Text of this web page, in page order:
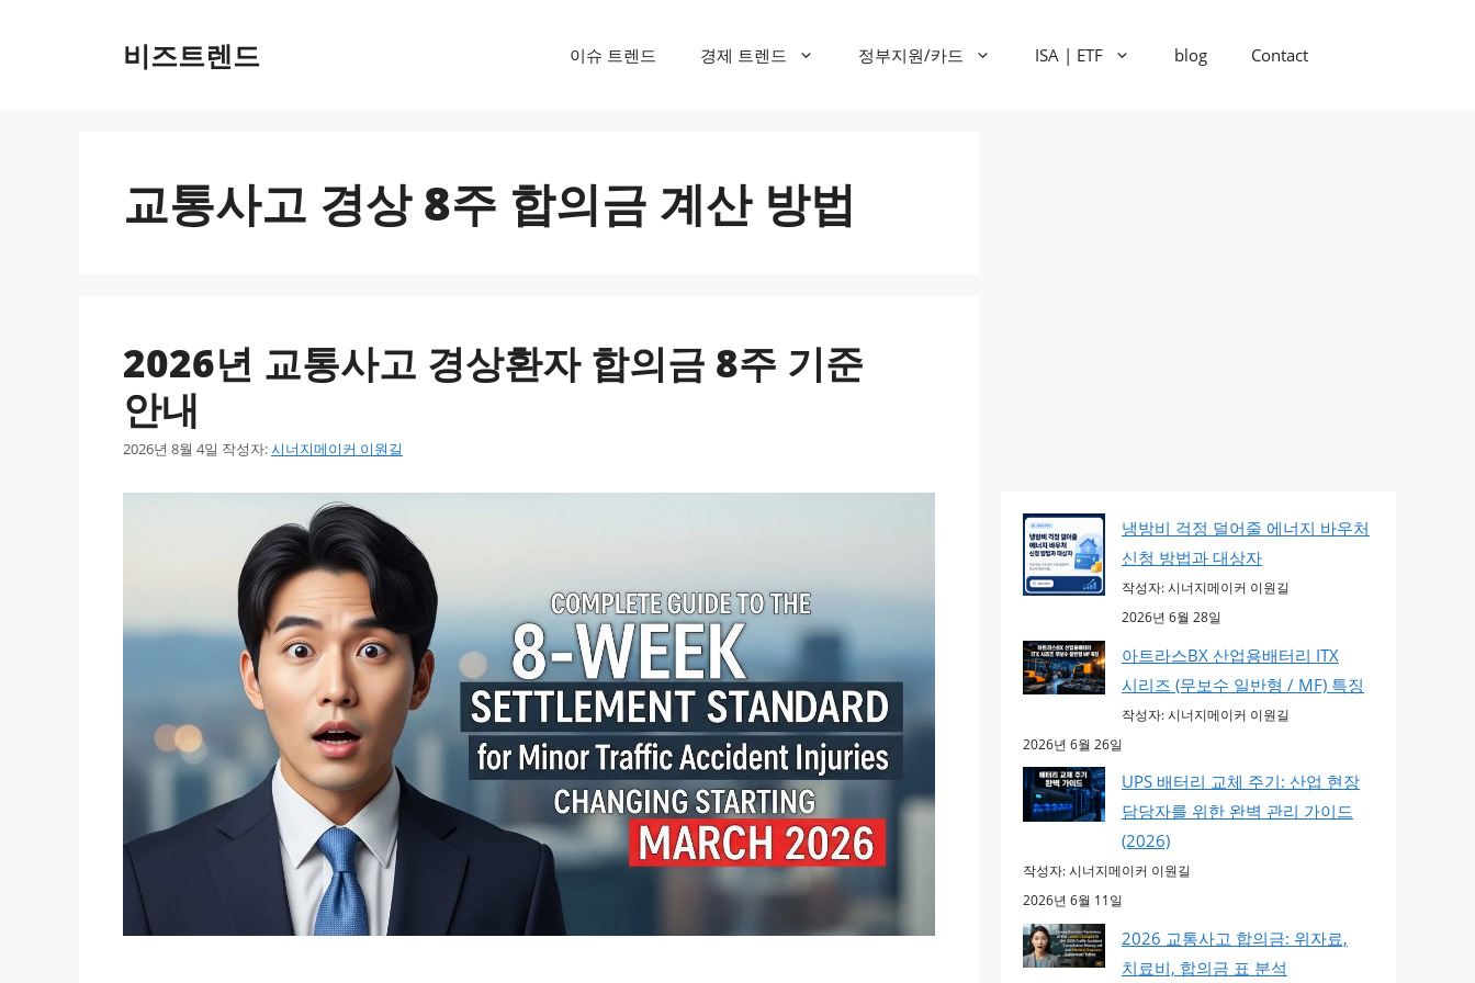
비즈트렌드 이슈 트렌드 경제 트렌드 정부지원/카드 ISA | ETF blog Contact
교통사고 경상 8주 합의금 계산 방법
2026년 교통사고 경상환자 합의금 8주 기준
안내
2026년 8월 4일 작성자:시너지메이커 이원길
냉방비 걱정 덜어줄 에너지 바우처
신청 방법과 대상자
작성자: 시너지메이커 이원길
2026년 6월 28일
아트라스BX 산업용배터리 ITX
시리즈 (무보수 일반형 / MF) 특징
작성자: 시너지메이커 이원길
2026년 6월 26일
UPS 배터리 교체 주기: 산업 현장
담당자를 위한 완벽 관리 가이드
(2026)
작성자: 시너지메이커 이원길
2026년 6월 11일
2026 교통사고 합의금: 위자료,
치료비, 합의금 표 분석